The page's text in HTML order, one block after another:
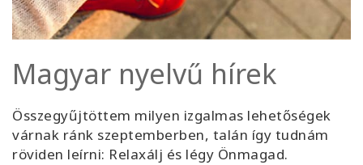
Magyar nyelvű hírek
Összegyűjtöttem milyen izgalmas lehetőségek
várnak ránk szeptemberben, talán így tudnám
röviden leírni: Relaxálj és légy Önmagad.